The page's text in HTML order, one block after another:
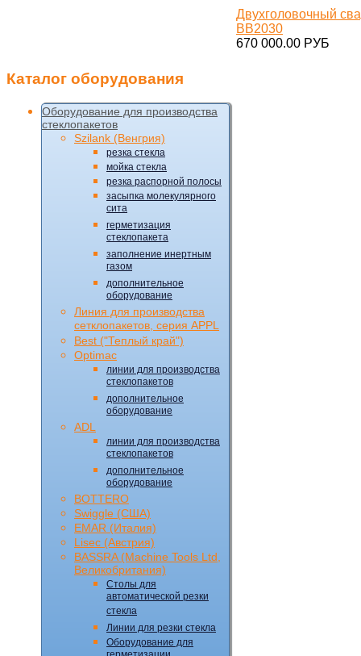
Двухголовочный
BB2030
670 000.00 РУБ
Каталог оборудования
Оборудование для производства
стеклопакетов
Szilank (Венгрия)
резка стекла
мойка стекла
резка распорной полосы
засыпка молекулярного
сита
герметизация
стеклопакета
заполнение инертным
газом
дополнительное
оборудование
Линия для производства
сетклопакетов, серия APPL
Best ("Теплый край")
Optimac
линии для производства
стеклопакетов
дополнительное
оборудование
ADL
линии для производства
стеклопакетов
дополнительное
оборудование
BOTTERO
Swiggle (CША)
EMAR (Италия)
Lisec (Австрия)
BASSRA (Machine Tools Ltd,
Великобритания)
Столы для
автоматической резки
стекла
Линии для резки стекла
Оборудование для